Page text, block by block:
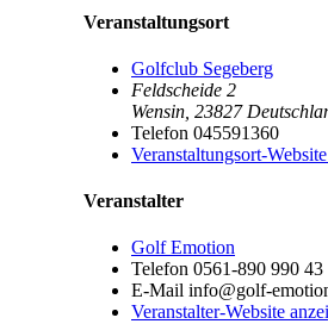
Veranstaltungsort
Golfclub Segeberg
Feldscheide 2
Wensin 23827
Telefon 045591360
Veranstaltungsort-
Veranstalter
Golf Emotion
Telefon 0561-890 990 43
E-Mail info@golf-
Veranstalter-Website